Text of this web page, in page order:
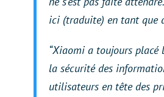
ici (traduite) en tant que
“Xiaomi a toujours
la sécurité des
utilisateurs en tête des